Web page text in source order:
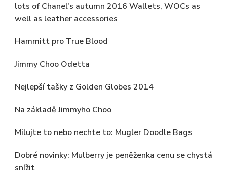
lots of Chanel’s autumn 2016 Wallets, WOCs as
well as leather accessories
Hammitt pro True Blood
Jimmy Choo Odetta
Nejlepší tašky z Golden Globes 2014
Na základě Jimmyho Choo
Milujte to nebo nechte to: Mugler Doodle Bags
Dobré novinky: Mulberry je peněženka cenu se chystá
snížit